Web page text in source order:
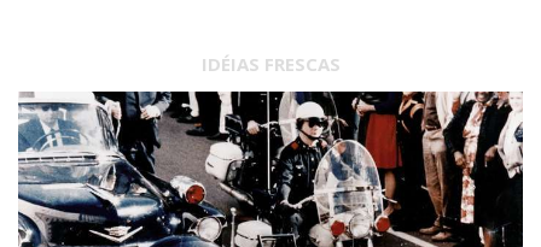
IDÉIAS FRESCAS